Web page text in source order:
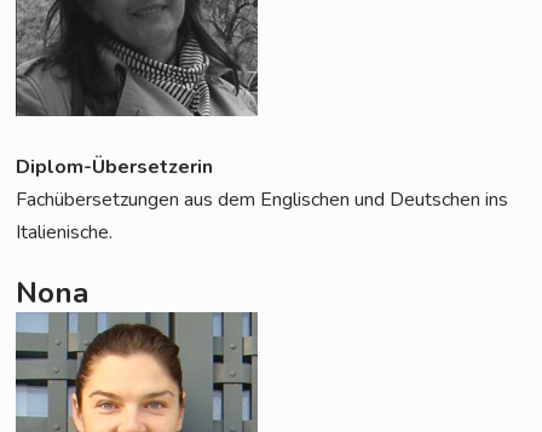
Diplom-Über­set­ze­rin
Fach­über­set­zun­gen aus dem Eng­li­schen und Deut­schen ins
Italienische.
Nona